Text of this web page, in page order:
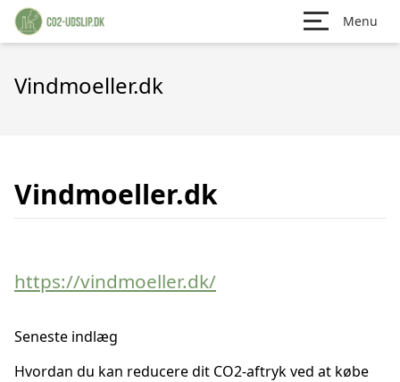
Menu
Vindmoeller.dk
Vindmoeller.dk
https://vindmoeller.dk/
Seneste indlæg
Hvordan du kan reducere dit CO2-aftryk ved at købe